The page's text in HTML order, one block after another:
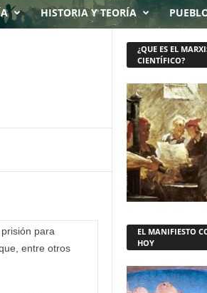
HISTORIA Y TEORÍA
para
entre otros
¿QUE ES EL
CIENTÍFICO?
EL MANIFIESTO
HOY